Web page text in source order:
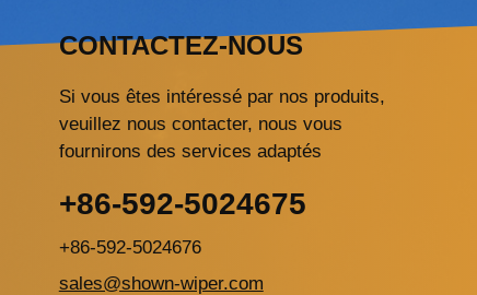
CONTACTEZ-NOUS
Si vous êtes intéressé par nos produits,
veuillez nous contacter, nous vous
fournirons des services adaptés
+86-592-5024675
+86-592-5024676
sales@shown-wiper.com